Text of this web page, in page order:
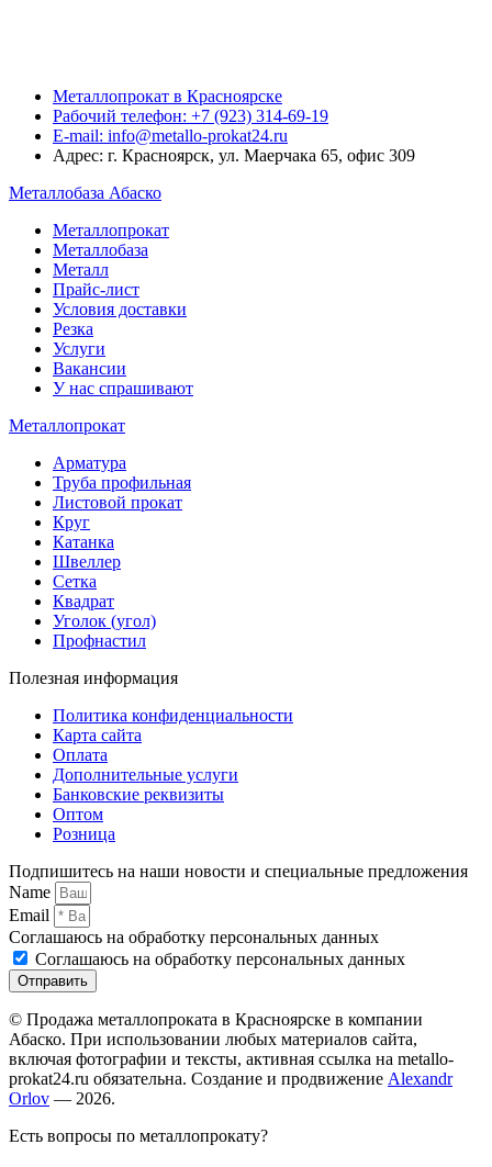
Металлопрокат в Красноярске
Рабочий телефон: +7 (923) 314-69-19
E-mail: info@metallo-prokat24.ru
Адрес: г. Красноярск, ул. Маерчака 65, офис 309
Металлобаза Абаско
Металлопрокат
Металлобаза
Металл
Прайс-лист
Условия доставки
Резка
Услуги
Вакансии
У нас спрашивают
Металлопрокат
Арматура
Труба профильная
Листовой прокат
Круг
Катанка
Швеллер
Сетка
Квадрат
Уголок (угол)
Профнастил
Полезная информация
Политика конфиденциальности
Карта сайта
Оплата
Дополнительные услуги
Банковские реквизиты
Оптом
Розница
Подпишитесь на наши новости и специальные предложения
Name
Email
Соглашаюсь на обработку персональных данных
Соглашаюсь на обработку персональных данных
Отправить
© Продажа металлопроката в Красноярске в компании
Абаско. При использовании любых материалов сайта,
включая фотографии и тексты, активная ссылка на metallo-
prokat24.ru обязательна. Создание и продвижение Alexandr
Orlov — 2026.
Есть вопросы по металлопрокату?